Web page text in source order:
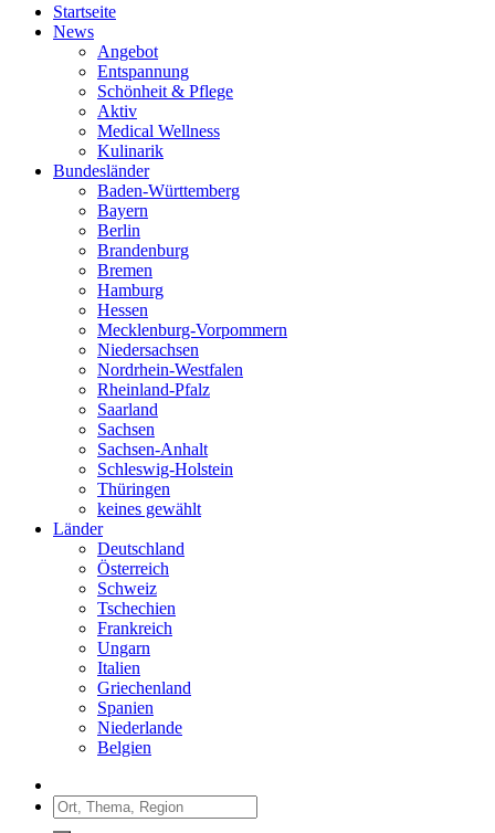
Startseite
News
Angebot
Entspannung
Schönheit & Pflege
Aktiv
Medical Wellness
Kulinarik
Bundesländer
Baden-Württemberg
Bayern
Berlin
Brandenburg
Bremen
Hamburg
Hessen
Mecklenburg-Vorpommern
Niedersachsen
Nordrhein-Westfalen
Rheinland-Pfalz
Saarland
Sachsen
Sachsen-Anhalt
Schleswig-Holstein
Thüringen
keines gewählt
Länder
Deutschland
Österreich
Schweiz
Tschechien
Frankreich
Ungarn
Italien
Griechenland
Spanien
Niederlande
Belgien